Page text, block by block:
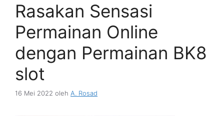
Rasakan Sensasi
Permainan Online
dengan Permainan BK8
slot
16 Mei 2022 oleh A. Rosad